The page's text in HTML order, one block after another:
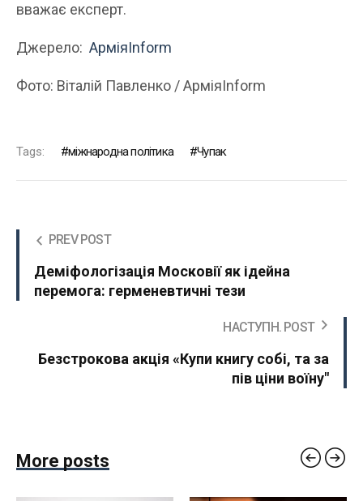
вважає експерт.
Джерело: АрміяInform
Фото: Віталій Павленко / АрміяInform
Tags: міжнародна політика Чупак
PREV POST
Деміфологізація Московії як ідейна
перемога: герменевтичні тези
НАСТУПН. POST
Безстрокова акція «Купи книгу собі, та за
пів ціни воїну"
More posts